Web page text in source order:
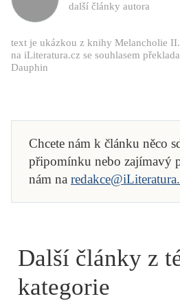
další články autora
text je ukázkou z knihy Melancholie II.
na iLiteratura.cz se souhlasem
Dauphin
Chcete nám k článku něco
připomínku nebo zajímavý
nám na
Další články z
kategorie